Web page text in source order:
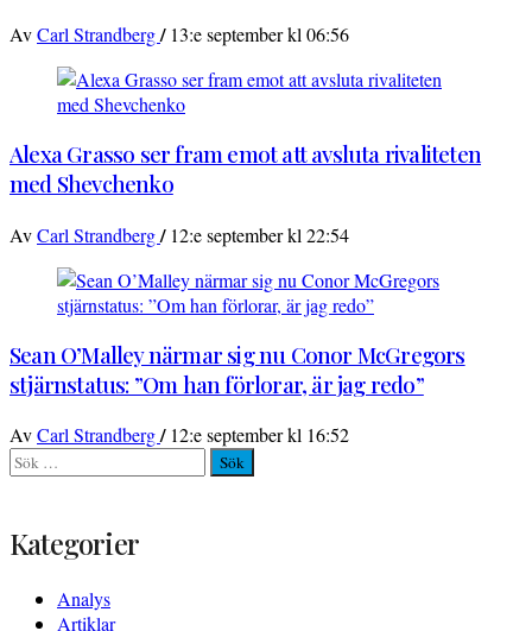
AvCarl Strandberg/ 13:e september kl 06:56
Alexa Grasso ser fram emot att avsluta rivaliteten
med Shevchenko
AvCarl Strandberg/ 12:e september kl 22:54
Sean O’Malley närmar sig nu Conor McGregors
stjärnstatus: ”Om han förlorar, är jag redo”
AvCarl Strandberg/ 12:e september kl 16:52
Sök
efter:
Kategorier
Analys
Artiklar